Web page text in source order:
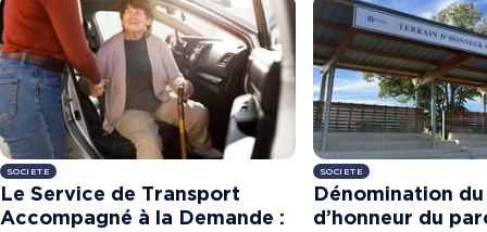
Le Service de Transport
Accompagné à la Demande :
SOCIETE
Dénomination
d’honneur du
SOCIETE